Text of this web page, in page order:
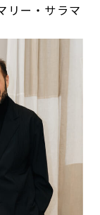
リー・サラマ